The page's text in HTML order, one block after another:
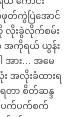
တ်ကွဲပြဲအောင်
လိုးခွဲလိုက်စမ်း
အကိုရယ် ယွန်း
အား… အမေ
အလိုးခံထားရ
ရတာ စိတ်ဆန္ဒ
ပက်ပက်စက်